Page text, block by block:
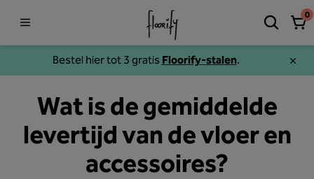
Bestel hier tot 3 gratis Floorify-stalen.
0
Wat is de gemiddelde
levertijd van de vloer en
accessoires?